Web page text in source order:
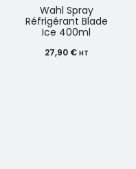
Wahl Spray
Réfrigérant Blade
Ice 400ml
27,90 € HT